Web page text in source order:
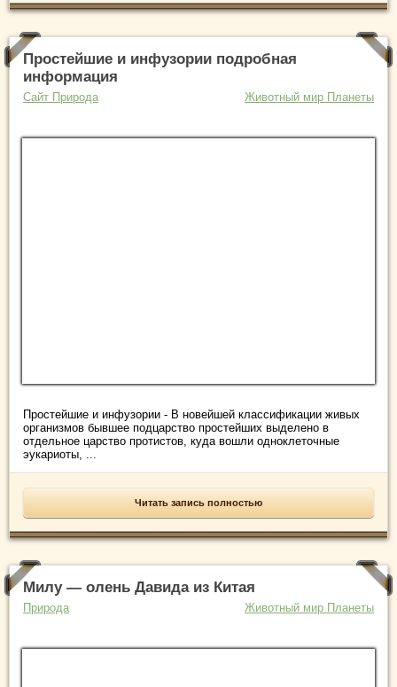
Простейшие и инфузории подробная
информация
Сайт Природа Животный мир Планеты
Простейшие и инфузории - В новейшей классификации живых
организмов бывшее подцарство простейших выделено в
отдельное царство протистов, куда вошли одноклеточные
эукариоты, ...
Читать запись полностью
Милу — олень Давида из Китая
Природа Животный мир Планеты